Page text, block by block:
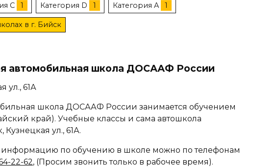
C 1 Категория D 1 Категория A 1
в г. Бийск
автомобильная школа ДОСААФ России
ул., 61А
школа ДОСААФ России занимается обучением
край). Учебные классы и сама автошкола
ул., 61А.
по обучению в школе можно по телефонам
22-62, (Просим звонить только в рабочее время).